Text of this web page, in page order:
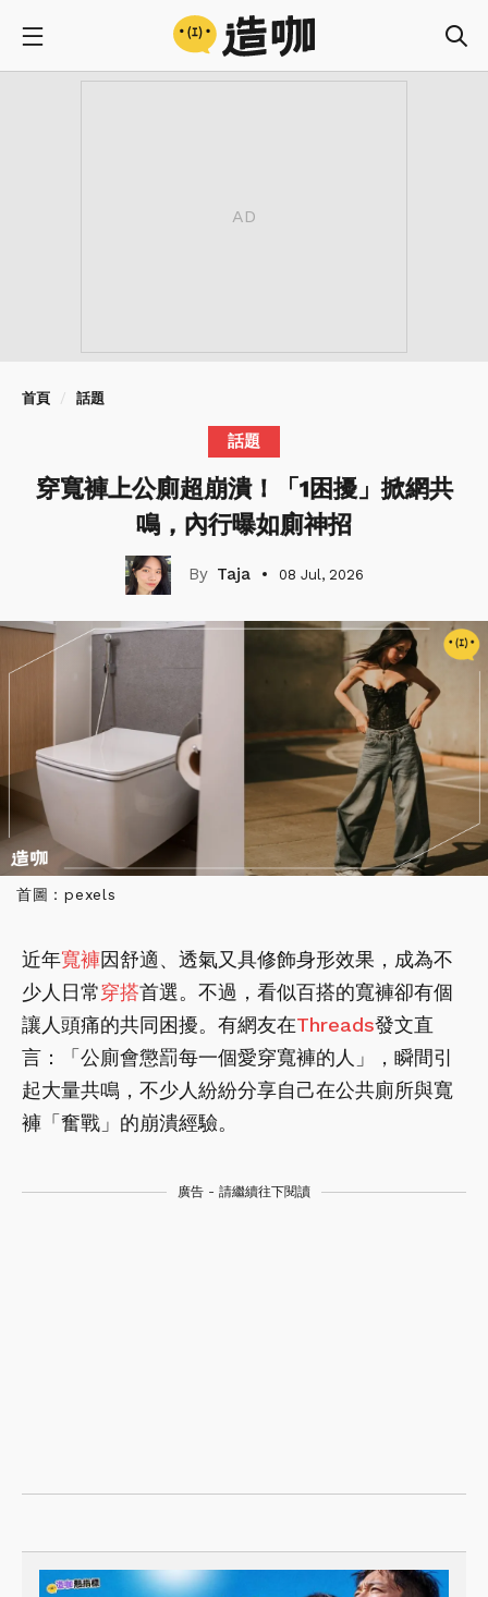
首頁 話題
話題
穿寬褲上公廁超崩潰！「1困擾」掀網共
鳴，內行曝如廁神招
Taja 08 Jul, 2026
首圖：pexels
近年寬褲因舒適、透氣又具修飾身形效果，成為不
少人日常穿搭首選。不過，看似百搭的寬褲卻有個
讓人頭痛的共同困擾。有網友在Threads發文直
言：「公廁會懲罰每一個愛穿寬褲的人」，瞬間引
起大量共鳴，不少人紛紛分享自己在公共廁所與寬
褲「奮戰」的崩潰經驗。
廣告 - 請繼續往下閱讀